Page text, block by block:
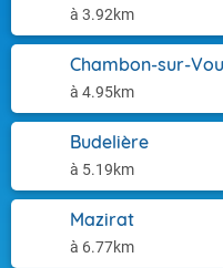
à 3.92km
Chambon-sur-
à 4.95km
Budelière
à 5.19km
Mazirat
à 6.77km